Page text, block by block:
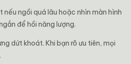
nếu ngồi quá lâu hoặc nhìn màn hình
để hồi năng lượng.
dứt khoát. Khi bạn rõ ưu tiên, mọi